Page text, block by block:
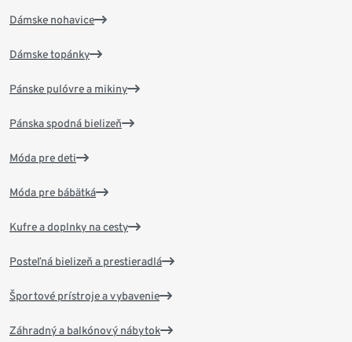
Dámske nohavice
Dámske topánky
Pánske pulóvre a mikiny
Pánska spodná bielizeň
Móda pre deti
Móda pre bábätká
Kufre a doplnky na cesty
Posteľná bielizeň a prestieradlá
Športové prístroje a vybavenie
Záhradný a balkónový nábytok